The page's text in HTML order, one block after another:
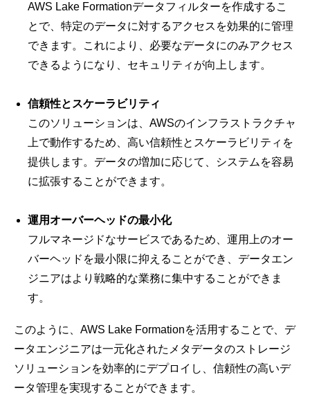
AWS Lake Formationデータフィルターを作成するこ
とで、特定のデータに対するアクセスを効果的に管理
できます。これにより、必要なデータにのみアクセス
できるようになり、セキュリティが向上します。
信頼性とスケーラビリティ
このソリューションは、AWSのインフラストラクチャ
上で動作するため、高い信頼性とスケーラビリティを
提供します。データの増加に応じて、システムを容易
に拡張することができます。
運用オーバーヘッドの最小化
フルマネージドなサービスであるため、運用上のオー
バーヘッドを最小限に抑えることができ、データエン
ジニアはより戦略的な業務に集中することができま
す。
このように、AWS Lake Formationを活用することで、デ
ータエンジニアは一元化されたメタデータのストレージ
ソリューションを効率的にデプロイし、信頼性の高いデ
ータ管理を実現することができます。​​​​​​​